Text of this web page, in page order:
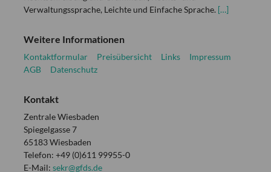
Verwaltungssprache, Leichte und Einfache Sprache. […]
Weitere Informationen
Kontaktformular Preisübersicht Links
Impressum
AGB
Datenschutz
Kontakt
Zentrale Wiesbaden
Spiegelgasse 7
65183 Wiesbaden
Telefon: +49 (0)611 99955-0
E-Mail: sekr@gfds.de